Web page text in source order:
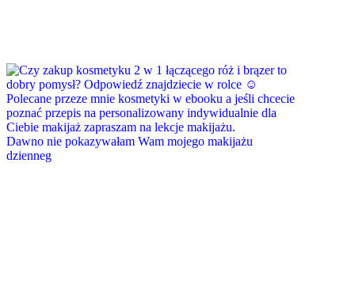
Dawno nie pokazywałam Wam mojego makijażu
dzienneg